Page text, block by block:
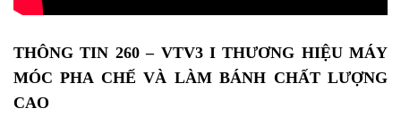
THÔNG TIN 260 – VTV3 I THƯƠNG HIỆU MÁY
MÓC PHA CHẾ VÀ LÀM BÁNH CHẤT LƯỢNG
CAO